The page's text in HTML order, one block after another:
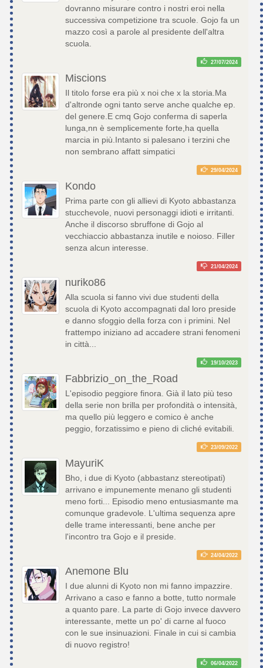
dovranno misurare contro i nostri eroi nella
successiva competizione tra scuole. Gojo fa un
mazzo così a parole al presidente dell'altra
scuola.
27/07/2024
Miscions
Il titolo forse era più x noi che x la storia.Ma
d'altronde ogni tanto serve anche qualche ep.
del genere.E cmq Gojo conferma di saperla
lunga,nn è semplicemente forte,ha quella
marcia in più.Intanto si palesano i terzini che
non sembrano affatt simpatici
29/04/2024
Kondo
Prima parte con gli allievi di Kyoto abbastanza
stucchevole, nuovi personaggi idioti e irritanti.
Anche il discorso sbruffone di Gojo al
vecchiaccio abbastanza inutile e noioso. Filler
senza alcun interesse.
21/04/2024
nuriko86
Alla scuola si fanno vivi due studenti della
scuola di Kyoto accompagnati dal loro preside
e danno sfoggio della forza con i primini. Nel
frattempo iniziano ad accadere strani fenomeni
in città...
19/10/2023
Fabbrizio_on_the_Road
L'episodio peggiore finora. Già il lato più teso
della serie non brilla per profondità o intensità,
ma quello più leggero e comico è anche
peggio, forzatissimo e pieno di cliché evitabili.
23/09/2022
MayuriK
Bho, i due di Kyoto (abbastanz stereotipati)
arrivano e impunemente menano gli studenti
meno forti... Episodio meno entusiasmante ma
comunque gradevole. L'ultima sequenza apre
delle trame interessanti, bene anche per
l'incontro tra Gojo e il preside.
24/04/2022
Anemone Blu
I due alunni di Kyoto non mi fanno impazzire.
Arrivano a caso e fanno a botte, tutto normale
a quanto pare. La parte di Gojo invece davvero
interessante, mette un po' di carne al fuoco
con le sue insinuazioni. Finale in cui si cambia
di nuovo registro!
06/04/2022